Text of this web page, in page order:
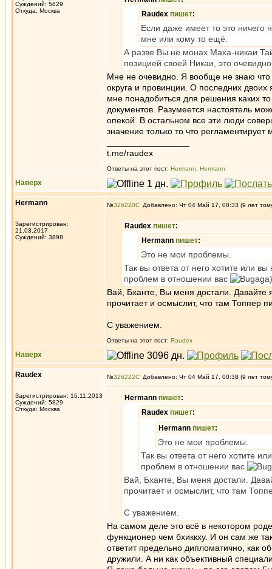
Суждений: 5829
Откуда: Москва
Raudex пишет:
Если даже имеет то это ничего
мне или кому то ещё.
А разве Вы не монах Маха-никаи
позицией своей Никаи, это
Мне не очевидно. Я вообще не знаю что
округа и провинции. О последних
мне понадобиться для решения каких
документов. Разумеется настоятель
опекой. В остальном все эти люди
значение только то что
t.me/raudex
Ответы на этот пост: Hermann Hermann
Наверх
Hermann
Зарегистрирован:
21.03.2017
Суждений: 3898
№326220 Добавлено: Чт 04 Май 17, 00:33 (9 лет
Raudex пишет:
Hermann пишет:
Это не мои проблемы.
Так вы ответа от него хотите или
проблем в отношении вас
Вай, Бханте, Вы меня достали. Давайте
прочитает и осмыслит, что там Топпер
С уважением.
Ответы на этот пост: Raudex
Наверх
Raudex
Зарегистрирован: 16.11.2013
Суждений: 5829
Откуда: Москва
№326222 Добавлено: Чт 04 Май 17, 00:38 (9 лет
Hermann пишет:
Raudex пишет:
Hermann пишет:
Это не мои проблемы.
Так вы ответа от него хотите
проблем в отношении вас
Вай, Бханте, Вы меня достали.
прочитает и осмыслит, что там
С уважением.
На самом деле это всё в некотором
функционер чем бхиккху. И он сам же
ответит предельно дипломатично, как
дружили. А ни как объективный